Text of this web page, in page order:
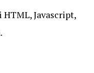
Javascript,